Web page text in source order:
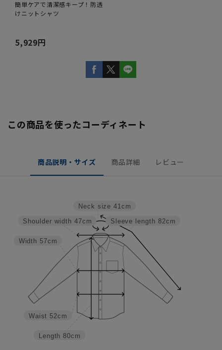
簡単ケアで清潔感キープ！防透
けニットシャツ
5,929円
この商品を使ったコーディネート
商品説明・サイズ 商品詳細 レビュー
Sleeve length 82cm
Neck size 41cm
Length 80cm
Waist 52cm
Width 57cm
Shoulder width 47cm